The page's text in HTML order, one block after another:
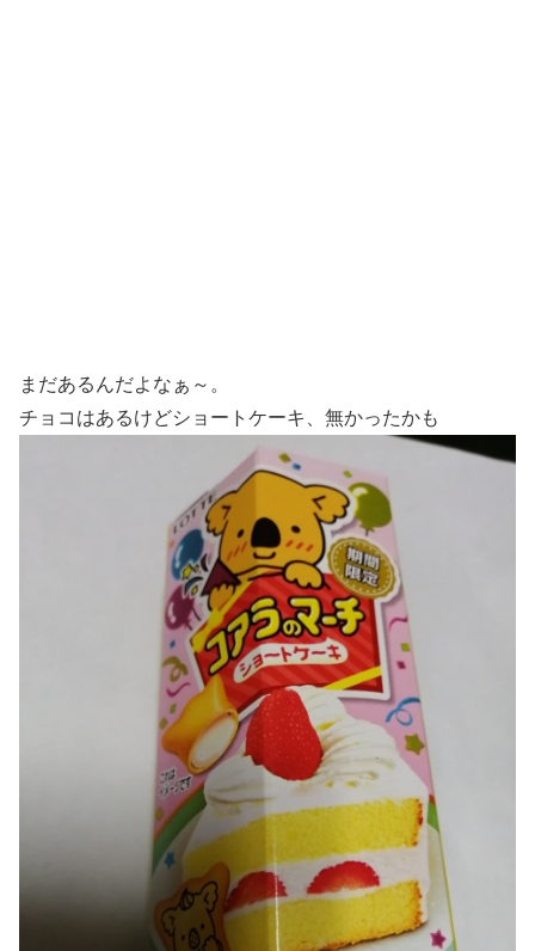
まだあるんだよなぁ～。
チョコはあるけどショートケーキ、無かったかも